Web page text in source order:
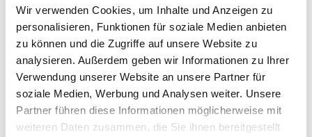
Wir verwenden Cookies, um Inhalte und Anzeigen zu
personalisieren, Funktionen für soziale Medien anbieten
zu können und die Zugriffe auf unsere Website zu
analysieren. Außerdem geben wir Informationen zu Ihrer
Verwendung unserer Website an unsere Partner für
soziale Medien, Werbung und Analysen weiter. Unsere
Partner führen diese Informationen möglicherweise mit
weiteren Daten zusammen, die Sie ihnen bereitgestellt
Art.Nr. 409100190
pro Stück (inkl. MwSt. zzgl. Versandkosten für
Standardartikel)
Z.Z. nicht verfügbar